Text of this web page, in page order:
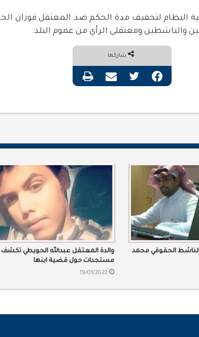
النظام لتخفيف مدة الحكم ضد المعتقل فوزان
والناشطين ومعتقلي الرأي من عموم البلد.
شاركها
فيسبوك تويتر مشاركة عبر البريد طباعة
الناشط الحقوقي محمد
والدة المعتقل عبدالله الحويطي تكشف
مستجدات حول قضية ابنها
19/01/2022